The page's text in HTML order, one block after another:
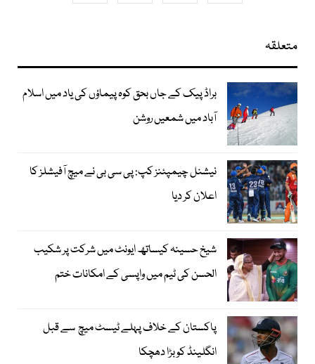
متعلقہ
براڈ پیک کے جاں بحق کوہ پیماؤں کی یاد میں اسلام
آباد میں شمعیں روشن
نیشنل چیمپئنز کپ: پی سی بی نے میچ آفیشلز کا
اعلان کر دیا
شیخ حسینہ کیساتھ ایونٹ میں شرکت پر شکیب
الحسن کی ٹیم میں واپسی کے امکانات ختم
پاکستان کے خلاف پہلے ٹیسٹ میچ سے قبل
انگلینڈ کو بڑا دھچکا